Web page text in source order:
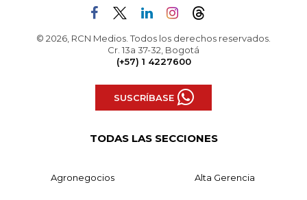
© 2026, RCN Medios. Todos los derechos reservados.
Cr. 13a 37-32, Bogotá
(+57) 1 4227600
SUSCRÍBASE
TODAS LAS SECCIONES
Agronegocios Alta Gerencia